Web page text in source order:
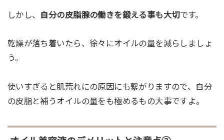
しかし、 自分の皮脂腺の働きを鍛える事も大切です。
乾燥が落ち着いたら、徐々にオイルの量を減らしましょ
う。
使いすぎると肌荒れにの原因にも繋がりますので、自分
の皮脂と補うオイルの量をも極めるもの大事ですよ。